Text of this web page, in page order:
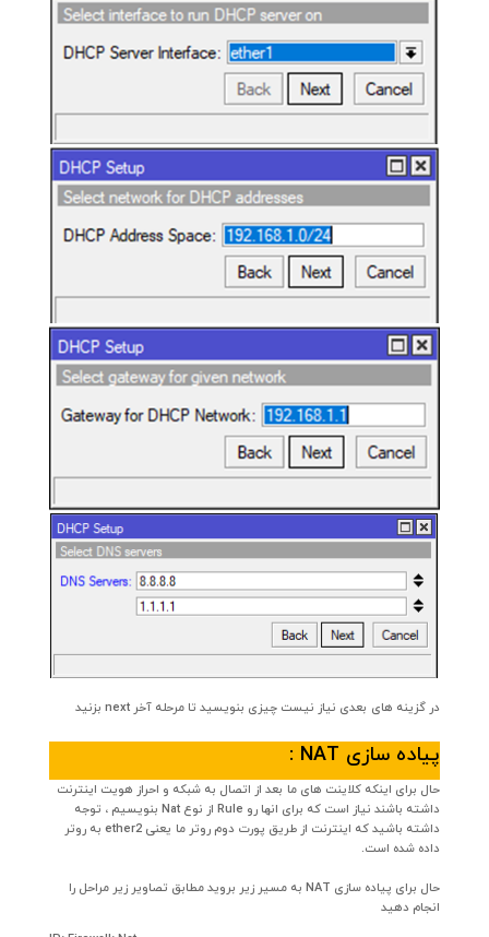
در گزینه های بعدی نیاز نیست چیزی بنویسید تا مرحله آخر next بزنید
پیاده سازی NAT :
حال برای اینکه کلاینت های ما بعد از اتصال به شبکه و احراز هویت اینترنت
داشته باشند نیاز است که برای انها رو Rule از نوع Nat بنویسیم ، توجه
داشته باشید که اینترنت از طریق پورت دوم روتر ما یعنی ether2 به روتر
داده شده است.
حال برای پیاده سازی NAT به مسیر زیر بروید مطابق تصاویر زیر مراحل را
انجام دهید